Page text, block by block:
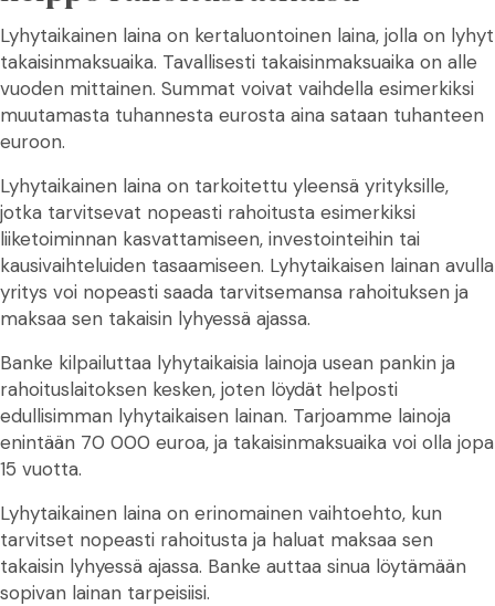
Lyhytaikainen laina on kertaluontoinen laina, jolla on lyhyt
takaisinmaksuaika. Tavallisesti takaisinmaksuaika on alle
vuoden mittainen. Summat voivat vaihdella esimerkiksi
muutamasta tuhannesta eurosta aina sataan tuhanteen
euroon.
Lyhytaikainen laina on tarkoitettu yleensä yrityksille,
jotka tarvitsevat nopeasti rahoitusta esimerkiksi
liiketoiminnan kasvattamiseen, investointeihin tai
kausivaihteluiden tasaamiseen. Lyhytaikaisen lainan avulla
yritys voi nopeasti saada tarvitsemansa rahoituksen ja
maksaa sen takaisin lyhyessä ajassa.
Banke kilpailuttaa lyhytaikaisia lainoja usean pankin ja
rahoituslaitoksen kesken, joten löydät helposti
edullisimman lyhytaikaisen lainan. Tarjoamme lainoja
enintään 70 000 euroa, ja takaisinmaksuaika voi olla jopa
15 vuotta.
Lyhytaikainen laina on erinomainen vaihtoehto, kun
tarvitset nopeasti rahoitusta ja haluat maksaa sen
takaisin lyhyessä ajassa. Banke auttaa sinua löytämään
sopivan lainan tarpeisiisi.